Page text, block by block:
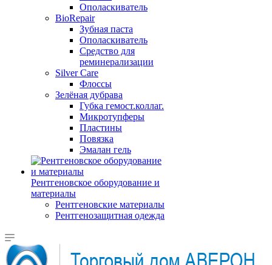
Ополаскиватель
BioRepair
Зубная паста
Ополаскиватель
Средство для
реминерализации
Silver Care
Флоссы
Зелёная дубрава
Губка гемост.коллаг.
Микротупферы
Пластины
Повязка
Эмалан гель
Рентгеновское оборудование и
материалы
Рентгеновские материалы
Рентгенозащитная одежда